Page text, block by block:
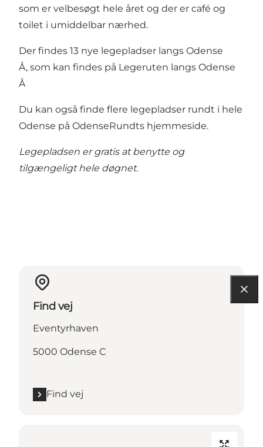
som er velbesøgt hele året og der er café og
toilet i umiddelbar nærhed.
Der findes 13 nye legepladser langs Odense
Å, som kan findes på Legeruten langs Odense
Å
Du kan også finde flere legepladser rundt i hele
Odense på OdenseRundts hjemmeside.
Legepladsen er gratis at benytte og
tilgængeligt hele døgnet.
Find vej
Eventyrhaven
5000 Odense C
Find vej